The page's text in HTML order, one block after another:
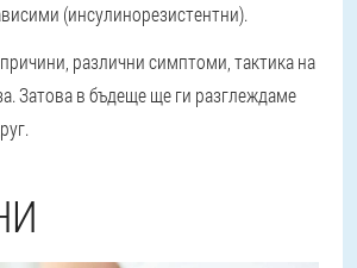
(инсулинорезистентни).
различни симптоми, тактика на
Затова в бъдеще ще ги разглеждаме